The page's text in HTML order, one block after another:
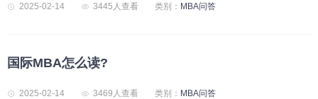
2025-02-14 3445人查看 类别： MBA问答
国际MBA怎么读?
2025-02-14 3469人查看 类别： MBA问答